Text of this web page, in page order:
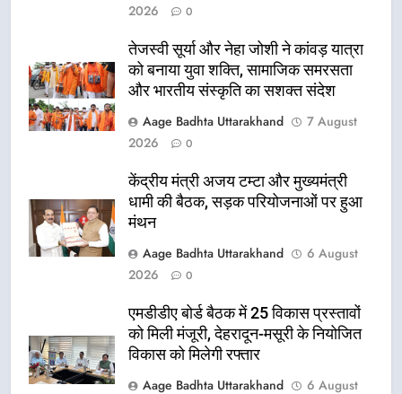
2026
0
तेजस्वी सूर्या और नेहा जोशी ने कांवड़ यात्रा
को बनाया युवा शक्ति, सामाजिक समरसता
और भारतीय संस्कृति का सशक्त संदेश
Aage Badhta Uttarakhand
7 August
2026
0
केंद्रीय मंत्री अजय टम्टा और मुख्यमंत्री
धामी की बैठक, सड़क परियोजनाओं पर हुआ
मंथन
Aage Badhta Uttarakhand
6 August
2026
0
एमडीडीए बोर्ड बैठक में 25 विकास प्रस्तावों
को मिली मंजूरी, देहरादून-मसूरी के नियोजित
विकास को मिलेगी रफ्तार
Aage Badhta Uttarakhand
6 August